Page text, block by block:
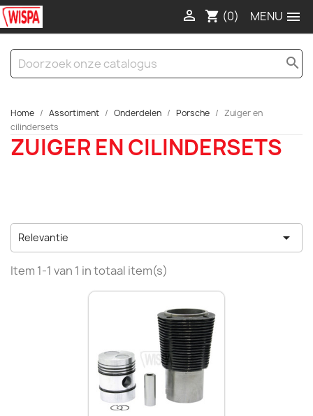

shopping_cart (0)

search
Home Assortiment Onderdelen Porsche
Zuiger en
cilindersets
ZUIGER EN CILINDERSETS
Relevantie 
Item 1-1 van 1 in totaal item(s)